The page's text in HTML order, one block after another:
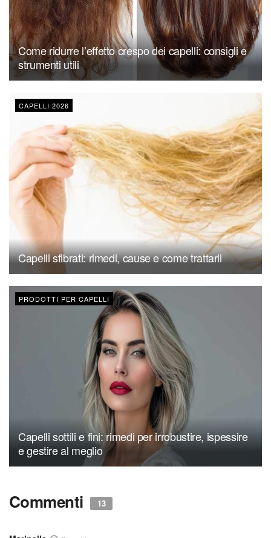
Come ridurre l’effetto crespo dei capelli: consigli e
strumenti utili
CAPELLI 2026
Capelli sfibrati: rimedi, cause e come trattarli
PRODOTTI PER CAPELLI
Capelli sottili e fini: rimedi per irrobustire, ispessire
e gestire al meglio
Commenti 13